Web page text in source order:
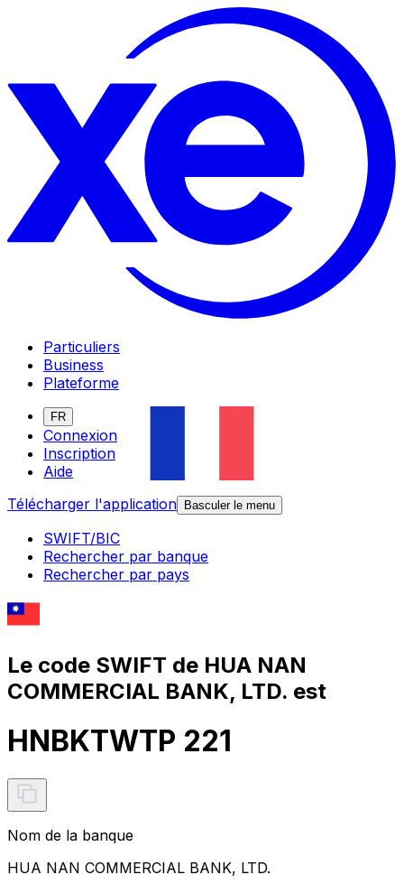
Particuliers
Business
Plateforme
FR
Connexion
Inscription
Aide
Télécharger l'application
Basculer le menu
SWIFT/BIC
Rechercher par banque
Rechercher par pays
Le code SWIFT de HUA NAN
COMMERCIAL BANK, LTD. est
HNBKTWTP 221
Nom de la banque
HUA NAN COMMERCIAL BANK, LTD.